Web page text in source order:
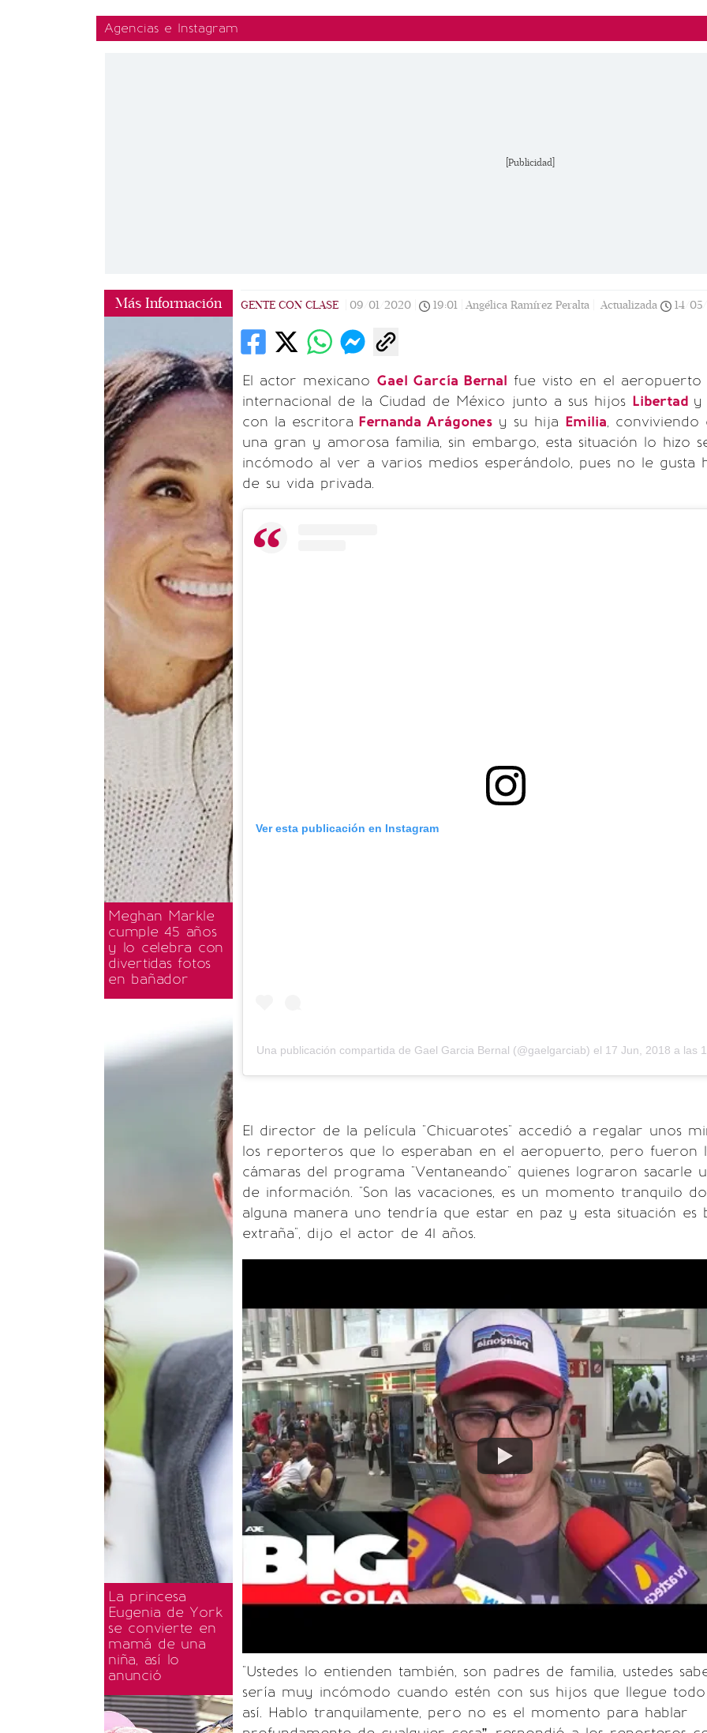
Agencias e Instagram
[Publicidad]
Más Información
Meghan Markle
cumple 45 años
y lo celebra con
divertidas fotos
en bañador
La princesa
Eugenia de York
se convierte en
mamá de una
niña, así lo
anunció
GENTE CON CLASE 09/01/2020 19:01 Angélica Ramírez Peralta | Actualizada 14/
El actor mexicano Gael García Bernal fue visto en el aeropuerto
internacional de la Ciudad de México junto a sus hijos Libertad y
con la escritora Fernanda Arágones y su hija Emilia, conviviendo
una gran y amorosa familia, sin embargo, esta situación lo hizo
incómodo al ver a varios medios esperándolo, pues no le gusta
de su vida privada.
Ver esta publicación en Instagram
Una publicación compartida de Gael Garcia Bernal (@gaelgarciab) el 17 Jun, 2018 a las
El director de la película "Chicuarotes" accedió a regalar unos
los reporteros que lo esperaban en el aeropuerto, pero fueron
cámaras del programa "Ventaneando" quienes lograron sacarle
de información. "Son las vacaciones, es un momento tranquilo
alguna manera uno tendría que estar en paz y esta situación es
extraña", dijo el actor de 41 años.
"Ustedes lo entienden también, son padres de familia, ustedes
sería muy incómodo cuando estén con sus hijos que llegue
así. Hablo tranquilamente, pero no es el momento para hablar